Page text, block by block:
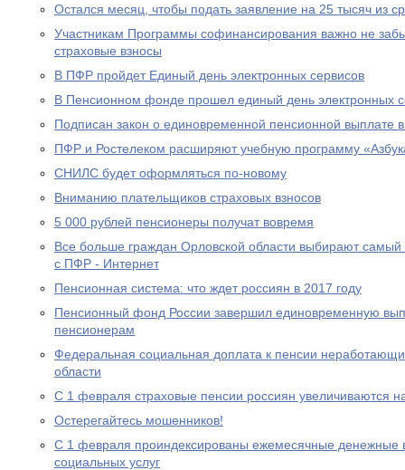
Остался месяц, чтобы подать заявление на 25 тысяч из
Участникам Программы софинансирования важно не
страховые взносы
В ПФР пройдет Единый день электронных сервисов
В Пенсионном фонде прошел единый день электронных
Подписан закон о единовременной пенсионной выплате
ПФР и Ростелеком расширяют учебную программу
СНИЛС будет оформляться по-новому
Вниманию плательщиков страховых взносов
5 000 рублей пенсионеры получат вовремя
Все больше граждан Орловской области выбирают
с ПФР - Интернет
Пенсионная система: что ждет россиян в 2017 году
Пенсионный фонд России завершил единовременную
пенсионерам
Федеральная социальная доплата к пенсии
области
С 1 февраля страховые пенсии россиян увеличиваются
Остерегайтесь мошенников!
С 1 февраля проиндексированы ежемесячные денежные
социальных услуг